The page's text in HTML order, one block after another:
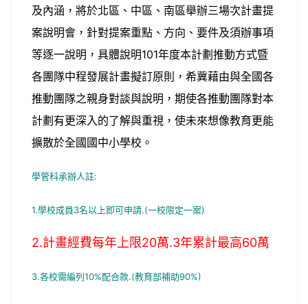
及內涵，將於北區、中區、南區舉辦三場次計畫提
案說明會，針對提案重點、方向、要件及須辦事項
等逐一說明，具體說明101年度本計劃推動方式暨
各團隊中程發展計畫擬訂原則，希冀藉由與全國各
推動團隊之親身對談與說明，期使各推動團隊對本
計劃有更深入的了解與重視，使未來想像教育更能
擴散於全國國中小學校。
學管科承辦人註:
1.學校成員3名以上即可申請.(一校限定一案)
2.計畫經費每年上限20萬.3年累計最高60萬
3.各校需編列10%配合款.(教育部補助90%)